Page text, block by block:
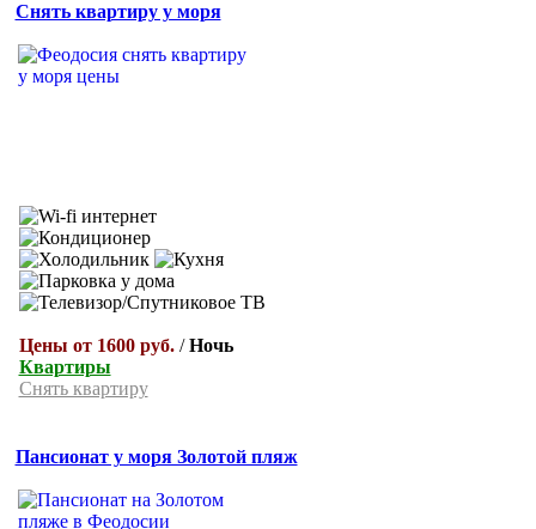
Снять квартиру у моря
Цены от 1600 руб./Ночь
Квартиры
Снять квартиру
Пансионат у моря Золотой пляж